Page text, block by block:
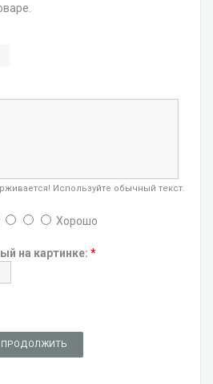
Используйте обычный текст.
Хорошо
на картинке: *
ПРОДОЛЖИТЬ